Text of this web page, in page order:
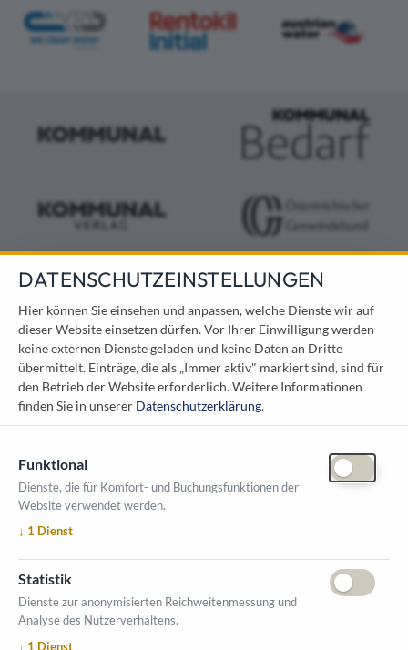
KONTAKT
Österreichischer Kommunal-Verlag GmbH
Löwelstraße 6 / 2. Stock
1010 Wien
messe@kommunal.at
ÖFFNUNGSZEITEN MESSE
1. Oktober 2026, 9-17 Uhr
2. Oktober 2026, 9-16 Uhr
VERANSTALTUNGSORT
Salzburger Messe
Messezentrum 1
DATENSCHUTZEINSTELLUNGEN
Hier können Sie einsehen und anpassen, welche Dienste wir auf
dieser Website einsetzen dürfen. Vor Ihrer Einwilligung werden
keine externen Dienste geladen und keine Daten an Dritte
übermittelt. Einträge, die als „Immer aktiv" markiert sind, sind für
den Betrieb der Website erforderlich.Weitere Informationen
finden Sie in unserer Datenschutzerklärung.
Funktional
Dienste, die für Komfort- und Buchungsfunktionen der
Website verwendet werden.
↓ 1 Dienst
Statistik
Dienste zur anonymisierten Reichweitenmessung und
Analyse des Nutzerverhaltens.
↓ 1 Dienst